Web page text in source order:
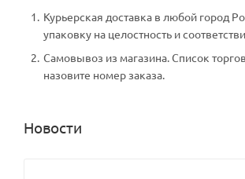
Курьерская доставка в любой город
упаковку на целостность и
Самовывоз из магазина. Список
назовите номер заказа.
Новости